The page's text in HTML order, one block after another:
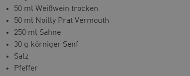
50 ml Weißwein trocken
50 ml Noilly Prat Vermouth
250 ml Sahne
30 g körniger Senf
Salz
Pfeffer